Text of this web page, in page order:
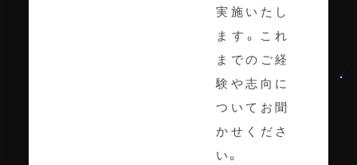
実施いたし
ます。これ
までのご経
験や志向に
ついてお聞
かせくださ
い。